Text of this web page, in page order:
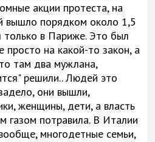
акции протеста, на
вышло порядком около 1,5
только в Париже. Это был
просто на какой-то закон, а
там два мужлана,
решили.. Людей это
они вышли,
женщины, дети, а власть
газом потравила. В Италии
многодетные семьи,